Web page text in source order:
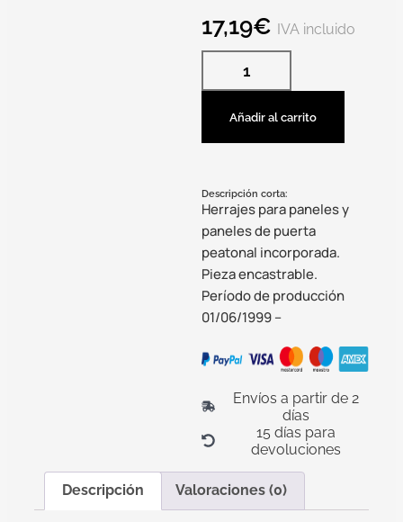
17,19€ IVA incluido
Añadir al carrito
Descripción corta:
Herrajes para paneles y
paneles de puerta
peatonal incorporada.
Pieza encastrable.
Período de producción
01/06/1999 –
Envíos a partir de 2
días
15 días para
devoluciones
Descripción Valoraciones (0)